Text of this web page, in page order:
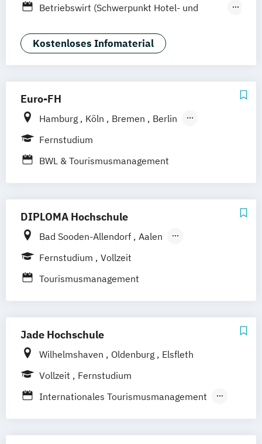
Mannheim
Wertheim Wien
Frankfurt am Main Hamm Zürich
Betriebswirt (Schwerpunkt Hotel- und
Betriebswirtschaft und Hotelmanagement
Kostenloses Infomaterial
Euro-FH
Hamburg Köln Bremen
Berlin
Göttingen
Fernstudium
BWL & Tourismusmanagement
DIPLOMA Hochschule
Bad Sooden-Allendorf
Aalen
Baden-Baden
Berlin
Heilbronn
Kassel Leipzig
München Bochum Kaiserslautern
Wiesbaden Regenstauf Dresden
Hoyerswerda Magdeburg
Schwentinental / Kiel Stein / Nürnberg
Fernstudium
Vollzeit
Tourismusmanagement
Jade Hochschule
Wilhelmshaven Oldenburg
Elsfleth
Vollzeit
Fernstudium
Internationales Tourismusmanagement